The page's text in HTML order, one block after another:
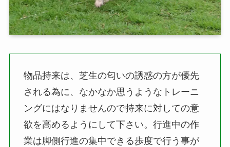
物品持来は、芝生の匂いの誘惑の方が優先
される為に、なかなか思うようなトレーニ
ングにはなりませんので持来に対しての意
欲を高めるようにして下さい。行進中の作
業は脚側行進の集中できる歩度で行う事が